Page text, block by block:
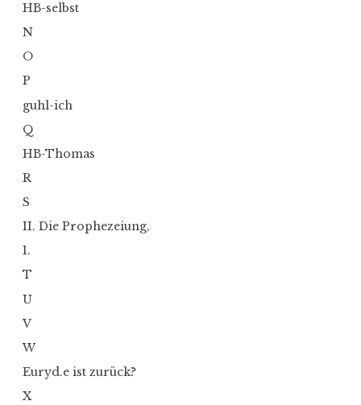
HB-selbst
N
O
P
guhl-ich
Q
HB-Thomas
R
S
II. Die Prophezeiung,
1.
T
U
V
W
Euryd.e ist zurück?
X